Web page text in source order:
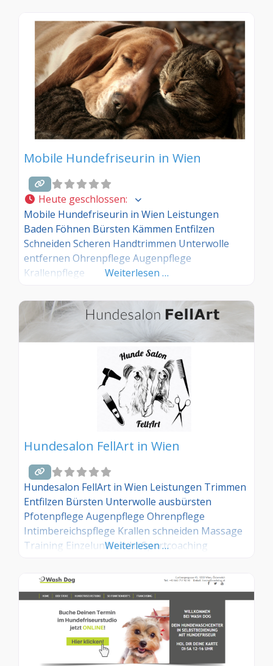
Mobile Hundefriseurin in Wien
Heute geschlossen:
Mobile Hundefriseurin in Wien Leistungen
Baden Föhnen Bürsten Kämmen Entfilzen
Schneiden Scheren Handtrimmen Unterwolle
entfernen Ohrenpflege Augenpflege
Krallenpflege
Weiterlesen …
Hundesalon FellArt in Wien
Hundesalon FellArt in Wien Leistungen Trimmen
Entfilzen Bürsten Unterwolle ausbürsten
Pfotenpflege Augenpflege Ohrenpflege
Intimbereichspflege Krallen schneiden Massage
Training Einzelunterricht Sportcoaching
Weiterlesen …